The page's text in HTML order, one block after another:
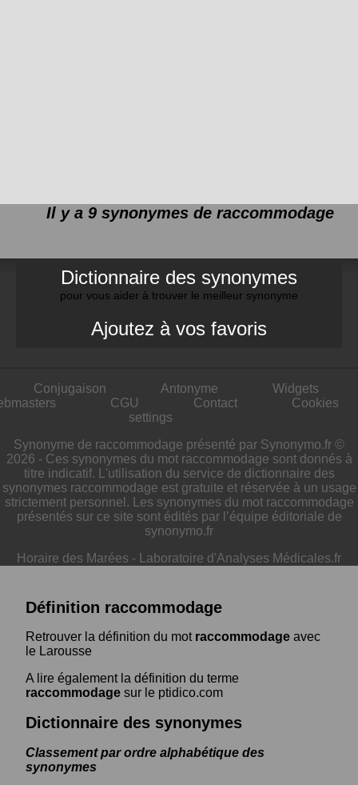
Il y a 9 synonymes de raccommodage
Dictionnaire des synonymes
pour vous aider à trouver le meilleur synonyme
Ajoutez à vos favoris
Conjugaison Antonyme
Widgets
CGU Contact
Cookies
settings
Synonyme de raccommodage présenté par Synonymo.fr ©
2026 - Ces synonymes du mot raccommodage sont donnés à
titre indicatif. L'utilisation du service de dictionnaire des
synonymes raccommodage est gratuite et réservée à un usage
strictement personnel. Les synonymes du mot raccommodage
présentés sur ce site sont édités par l’équipe éditoriale de
synonymo.fr
Horaire des Marées - Laboratoire d'Analyses Médicales.fr
Définition raccommodage
Retrouver la définition du mot raccommodage avec
le Larousse
A lire également la définition du terme
raccommodage sur le ptidico.com
Dictionnaire des synonymes
Classement par ordre alphabétique des
synonymes